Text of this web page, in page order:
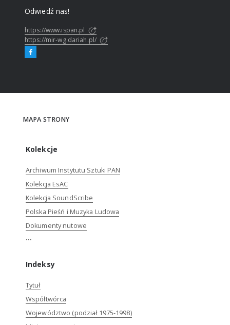
Odwiedź nas!
https://www.ispan.pl
https://mir-wg.dariah.pl/
MAPA STRONY
Kolekcje
Archiwum Instytutu Sztuki PAN
Kolekcja EsAC
Kolekcja SoundScribe
Polska Pieśń i Muzyka Ludowa
Dokumenty nutowe
...
Indeksy
Tytuł
Współtwórca
Województwo (podział 1975-1998)